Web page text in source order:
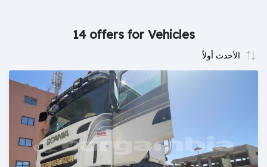
14 offers for Vehicles